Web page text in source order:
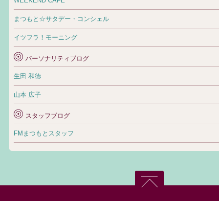
まつもと☆サタデー・コンシェル
イツフラ！モーニング
パーソナリティブログ
生田 和徳
山本 広子
スタッフブログ
FMまつもとスタッフ